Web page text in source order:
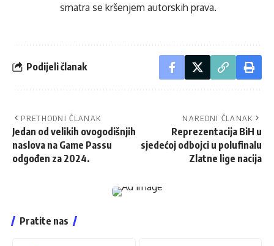
smatra se kršenjem autorskih prava.
Podijeli članak
PRETHODNI ČLANAK
Jedan od velikih ovogodišnjih
naslova na Game Passu
odgođen za 2024.
NAREDNI ČLANAK
Reprezentacija BiH u
sjedećoj odbojci u polufinalu
Zlatne lige nacija
Pratite nas